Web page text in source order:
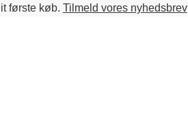
første køb. Tilmeld vores nyhedsbrev